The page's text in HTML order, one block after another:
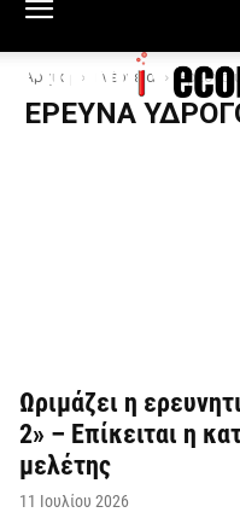
Αρχική Ενέργεια Έρευνα
ΈΡΕΥΝΑ
Ωριμάζει η
2» – Επίκειται η
μελέτης
11 Ιουλίου 2026